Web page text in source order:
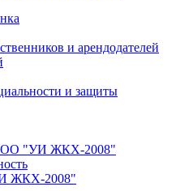
и арендодателей
и защиты
"УИ ЖКХ-2008"
ЖКХ-2008"